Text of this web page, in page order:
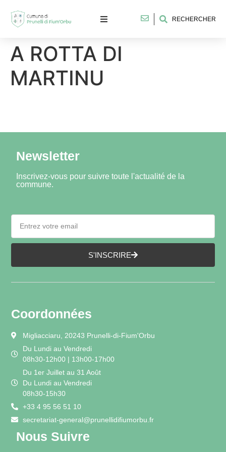
RECHERCHER
A ROTTA DI
MARTINU
Newsletter
Inscrivez-vous pour suivre toute l'actualité de la
commune.
S'INSCRIRE
Coordonnées
Migliacciaru, 20243 Prunelli-di-Fium'Orbu
Du Lundi au Vendredi
08h30-12h00 | 13h00-17h00
Du 1er Juillet au 31 Août
Du Lundi au Vendredi
08h30-15h30
+33 4 95 56 51 10
secretariat-general@prunellidifiumorbu.fr
Nous Suivre